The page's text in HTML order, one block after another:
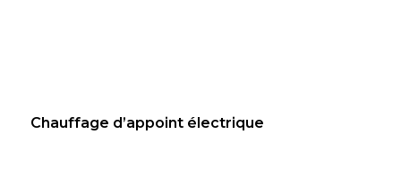
Chauffage d’appoint électrique